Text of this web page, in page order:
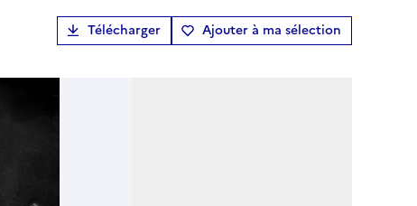
Télécharger Ajouter à ma sélection